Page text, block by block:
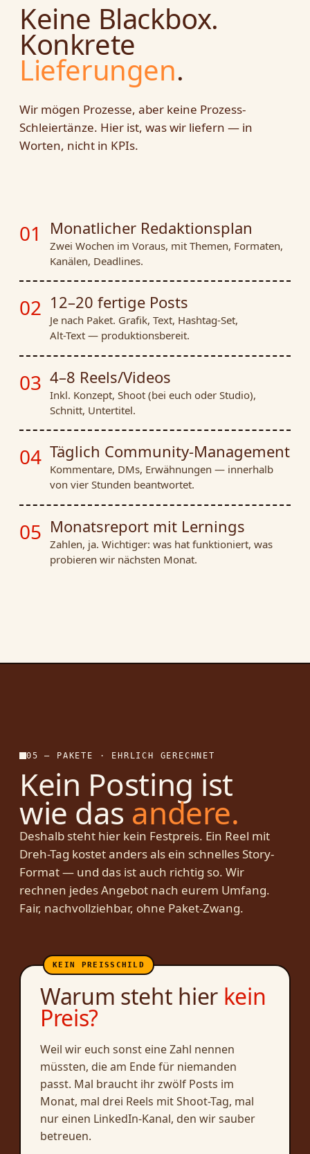
Keine Black­box.
Konkrete
Lieferungen.
Wir mögen Prozesse, aber keine Prozess-
Schleiertänze. Hier ist, was wir liefern — in
Worten, nicht in KPIs.
01 Monatlicher Redaktionsplan
Zwei Wochen im Voraus, mit Themen, Formaten,
Kanälen, Deadlines.
02 12–20 fertige Posts
Je nach Paket. Grafik, Text, Hashtag-Set,
Alt-Text — produktionsbereit.
03 4–8 Reels/Videos
Inkl. Konzept, Shoot (bei euch oder Studio),
Schnitt, Untertitel.
04 Täglich Community-Management
Kommentare, DMs, Erwähnungen — innerhalb
von vier Stunden beantwortet.
05 Monatsreport mit Lernings
Zahlen, ja. Wichtiger: was hat funktioniert, was
probieren wir nächsten Monat.
05 — PAKETE · EHRLICH GERECHNET
Kein Posting ist
wie das andere.
Deshalb steht hier kein Festpreis. Ein Reel mit
Dreh-Tag kostet anders als ein schnelles Story-
Format — und das ist auch richtig so. Wir
rechnen jedes Angebot nach eurem Umfang.
Fair, nachvollziehbar, ohne Paket-Zwang.
Warum steht hier kein
Preis?
Weil wir euch sonst eine Zahl nennen
müssten, die am Ende für niemanden
passt. Mal braucht ihr zwölf Posts im
Monat, mal drei Reels mit Shoot-Tag, mal
nur einen LinkedIn-Kanal, den wir sauber
betreuen.